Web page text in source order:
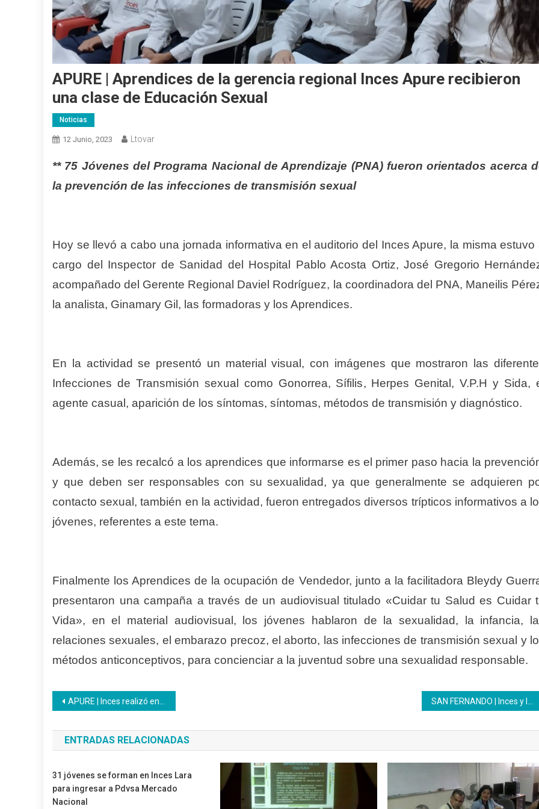
APURE | Aprendices de la gerencia regional Inces Apure recibieron
una clase de Educación Sexual
Noticias
12 Junio, 2023 Ltovar
** 75 Jóvenes del Programa Nacional de Aprendizaje (PNA) fueron orientados acerca
la prevención de las infecciones de transmisión sexual
Hoy se llevó a cabo una jornada informativa en el auditorio del Inces Apure, la misma estuvo
cargo del Inspector de Sanidad del Hospital Pablo Acosta Ortiz, José Gregorio
acompañado del Gerente Regional Daviel Rodríguez, la coordinadora del PNA, Maneilis
la analista, Ginamary Gil, las formadoras y los Aprendices.
En la actividad se presentó un material visual, con imágenes que mostraron las
Infecciones de Transmisión sexual como Gonorrea, Sífilis, Herpes Genital, V.P.H y Sida,
agente casual, aparición de los síntomas, síntomas, métodos de transmisión y diagnóstico.
Además, se les recalcó a los aprendices que informarse es el primer paso hacia la
y que deben ser responsables con su sexualidad, ya que generalmente se adquieren
contacto sexual, también en la actividad, fueron entregados diversos trípticos informativos a
jóvenes, referentes a este tema.
Finalmente los Aprendices de la ocupación de Vendedor, junto a la facilitadora Bleydy
presentaron una campaña a través de un audiovisual titulado «Cuidar tu Salud es Cuidar
Vida», en el material audiovisual, los jóvenes hablaron de la sexualidad, la infancia,
relaciones sexuales, el embarazo precoz, el aborto, las infecciones de transmisión sexual y
métodos anticonceptivos, para concienciar a la juventud sobre una sexualidad responsable.
Navegación
de
entradas
APURE | Inces realizó entrega de Certificados en la jornada de sábado Tricolor en la comunidad el Libertador I SAN FERNANDO | Inces y la Gobernación del estado Apure crean alianza formativa
ENTRADAS RELACIONADAS
31 jóvenes se forman en Inces Lara
para ingresar a Pdvsa Mercado
Nacional